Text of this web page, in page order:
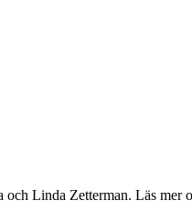
Linda Zetterman. Läs mer